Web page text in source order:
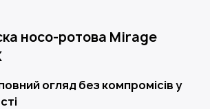
носо-ротова Mirage
огляд без компромісів у